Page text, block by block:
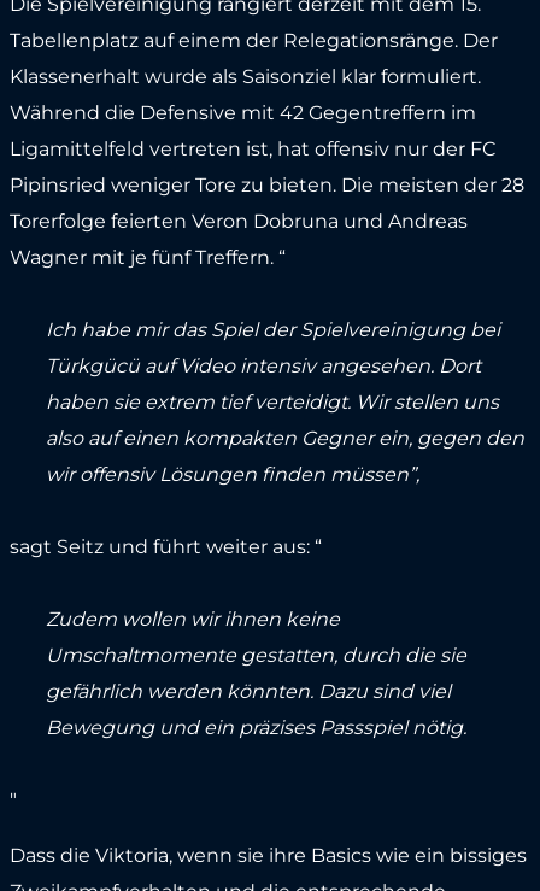
Die Spielvereinigung rangiert derzeit mit dem 15.
Tabellenplatz auf einem der Relegationsränge. Der
Klassenerhalt wurde als Saisonziel klar formuliert.
Während die Defensive mit 42 Gegentreffern im
Ligamittelfeld vertreten ist, hat offensiv nur der FC
Pipinsried weniger Tore zu bieten. Die meisten der 28
Torerfolge feierten Veron Dobruna und Andreas
Wagner mit je fünf Treffern. “
Ich habe mir das Spiel der Spielvereinigung bei
Türkgücü auf Video intensiv angesehen. Dort
haben sie extrem tief verteidigt. Wir stellen uns
also auf einen kompakten Gegner ein, gegen den
wir offensiv Lösungen finden müssen”,
sagt Seitz und führt weiter aus: “
Zudem wollen wir ihnen keine
Umschaltmomente gestatten, durch die sie
gefährlich werden könnten. Dazu sind viel
Bewegung und ein präzises Passspiel nötig.
"
Dass die Viktoria, wenn sie ihre Basics wie ein bissiges